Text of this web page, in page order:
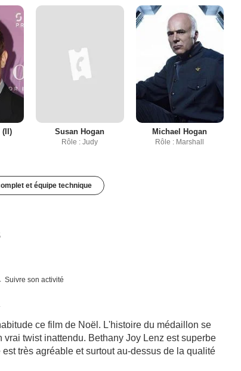
(II) Susan Hogan
Rôle : Judy
Michael Hogan
Rôle : Marshall
et équipe technique
Suivre son activité
ce film de Noël. L'histoire du médaillon se
twist inattendu. Bethany Joy Lenz est superbe
très agréable et surtout au-dessus de la qualité